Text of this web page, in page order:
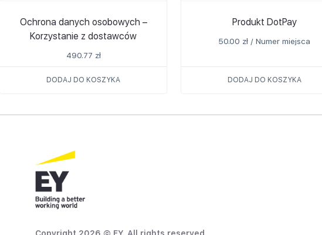
Ochrona danych osobowych –
Korzystanie z dostawców
490.77 zł
DODAJ DO KOSZYKA
Produkt DotPay
50.00 zł / Numer miejsca
DODAJ DO KOSZYKA
Copyright 2026 © EY. All rights reserved.